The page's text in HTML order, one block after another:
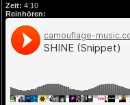
Zeit: 4:10
Reinhören: